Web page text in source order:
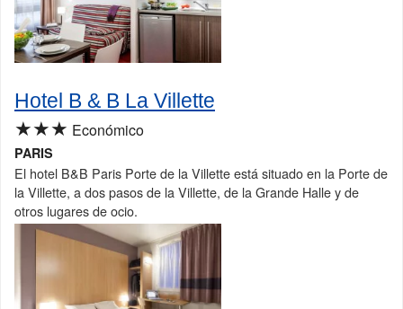
Hotel B & B La Villette
★★★ Económico
PARIS
El hotel B&B Paris Porte de la Villette está situado en la Porte de
la Villette, a dos pasos de la Villette, de la Grande Halle y de
otros lugares de ocio.